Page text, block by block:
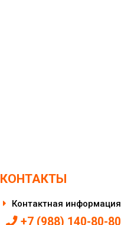
КОНТАКТЫ
Контактная информация
+7 (988) 140-80-80